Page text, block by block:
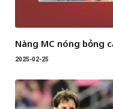
Nàng MC nóng bỏng
2025-02-25